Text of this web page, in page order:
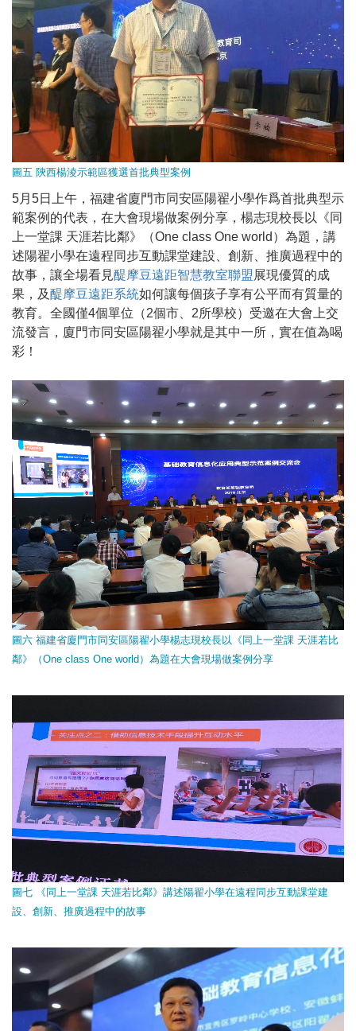
圖五 陝西楊淩示範區獲選首批典型案例
5月5日上午，福建省廈門市同安區陽翟小學作爲首批典型示
範案例的代表，在大會現場做案例分享，楊志現校長以《同
上一堂課 天涯若比鄰》（One class One world）為題，講
述陽翟小學在遠程同步互動課堂建設、創新、推廣過程中的
故事，讓全場看見醍摩豆遠距智慧教室聯盟 展現優質的成
果，及醍摩豆遠距系統如何讓每個孩子享有公平而有質量的
教育。全國僅4個單位（2個市、2所學校）受邀在大會上交
流發言，廈門市同安區陽翟小學就是其中一所，實在值為喝
彩！
圖六 福建省廈門市同安區陽翟小學楊志現校長以《同上一堂課 天涯若比
鄰》（One class One world）為題在大會現場做案例分享
圖七 《同上一堂課 天涯若比鄰》講述陽翟小學在遠程同步互動課堂建
設、創新、推廣過程中的故事